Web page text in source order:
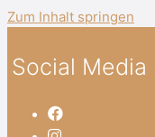
Zum Inhalt springen
Social Media